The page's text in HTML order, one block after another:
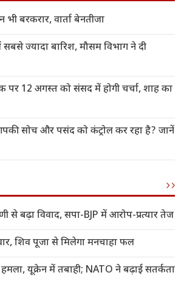
भी बरकरार, वार्ता बेनतीजा
सबसे ज्यादा बारिश, मौसम विभाग ने दी
पर 12 अगस्त को संसद में होगी चर्चा, शाह का
सोच और पसंद को कंट्रोल कर रहा है? जानें
से बढ़ा विवाद, सपा-BJP में आरोप-प्रत्यार तेज
शिव पूजा से मिलेगा मनचाहा फल
यूक्रेन में तबाही; NATO ने बढ़ाई सतर्कता